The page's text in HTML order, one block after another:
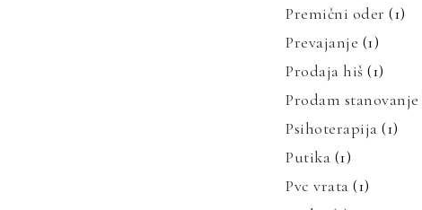
Premični oder (1)
Prevajanje (1)
Prodaja hiš (1)
Prodam stanovanje
Psihoterapija (1)
Putika (1)
Pvc vrata (1)